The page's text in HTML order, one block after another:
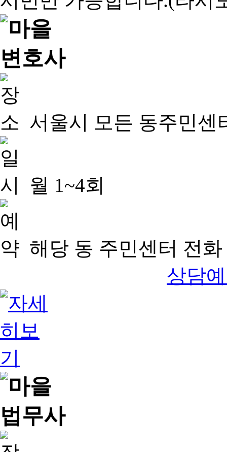
서울시 모든 동주민센
월 1~4회
해당 동 주민센터 전
상담